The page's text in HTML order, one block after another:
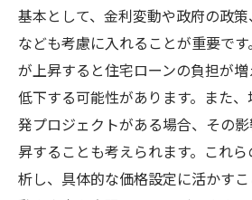
基本として、金利変動や政府の政
なども考慮に入れることが重要で
が上昇すると住宅ローンの負担が
低下する可能性があります。また
発プロジェクトがある場合、その
昇することも考えられます。これ
析し、具体的な価格設定に活かす